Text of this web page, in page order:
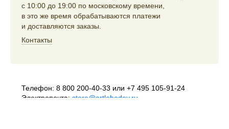
с 10:00 до 19:00 по московскому времени,
в это же время обрабатываются платежи
и доставляются заказы.
Контакты
Телефон: 8 800 200-40-33 или +7 495 105-91-24
Электропочта: store@artlebedev.ru